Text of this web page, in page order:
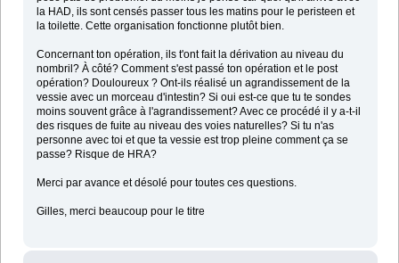
la HAD, ils sont censés passer tous les matins pour le peristeen et
la toilette. Cette organisation fonctionne plutôt bien.
Concernant ton opération, ils t'ont fait la dérivation au niveau du
nombril? À côté? Comment s'est passé ton opération et le post
opération? Douloureux ? Ont-ils réalisé un agrandissement de la
vessie avec un morceau d'intestin? Si oui est-ce que tu te sondes
moins souvent grâce à l'agrandissement? Avec ce procédé il y a-t-il
des risques de fuite au niveau des voies naturelles? Si tu n'as
personne avec toi et que ta vessie est trop pleine comment ça se
passe? Risque de HRA?
Merci par avance et désolé pour toutes ces questions.
Gilles, merci beaucoup pour le titre